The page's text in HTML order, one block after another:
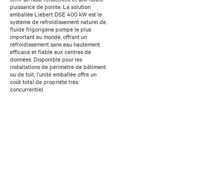
puissance de pointe. La solution
emballée Liebert DSE 400 kW est le
système de refroidissement naturel de
fluide frigorigène pompé le plus
important au monde, offrant un
refroidissement sans eau hautement
efficace et fiable aux centres de
données. Disponible pour les
installations de périmètre de bâtiment
ou de toit, l’unité emballée offre un
coût total de propriété très
concurrentiel.